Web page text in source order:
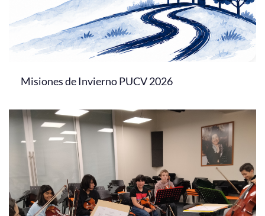
Misiones de Invierno PUCV 2026